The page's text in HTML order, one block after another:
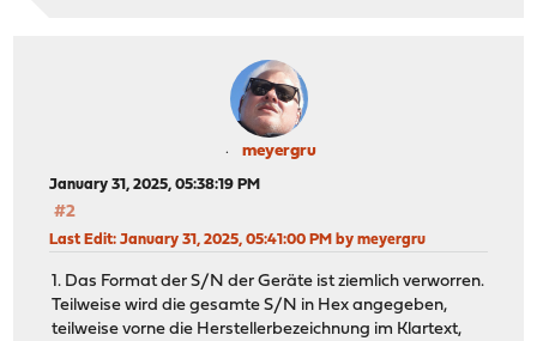
meyergru
January 31, 2025, 05:38:19 PM
#2
Last Edit: January 31, 2025, 05:41:00 PM by meyergru
1. Das Format der S/N der Geräte ist ziemlich verworren.
Teilweise wird die gesamte S/N in Hex angegeben,
teilweise vorne die Herstellerbezeichnung im Klartext,